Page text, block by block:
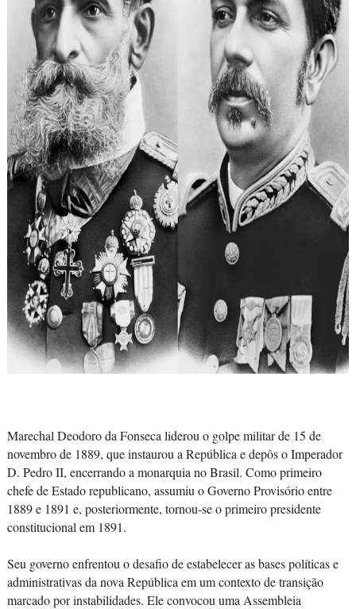
Marechal Deodoro da Fonseca liderou o golpe militar de 15 de
novembro de 1889, que instaurou a República e depôs o Imperador
D. Pedro II, encerrando a monarquia no Brasil. Como primeiro
chefe de Estado republicano, assumiu o Governo Provisório entre
1889 e 1891 e, posteriormente, tornou-se o primeiro presidente
constitucional em 1891.
Seu governo enfrentou o desafio de estabelecer as bases políticas e
administrativas da nova República em um contexto de transição
marcado por instabilidades. Ele convocou uma Assembleia